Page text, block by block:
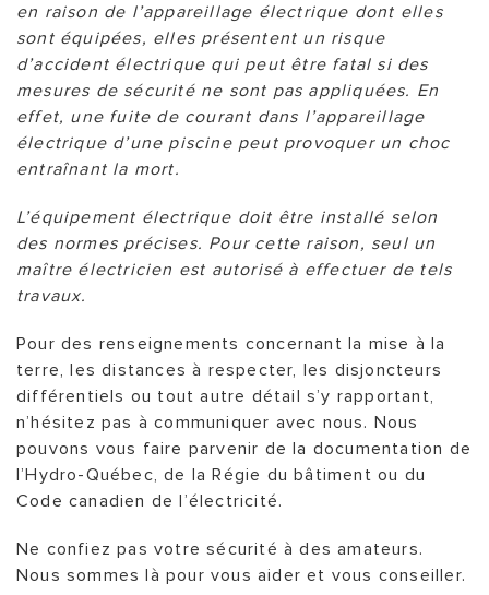
en raison de l’appareillage électrique dont elles
sont équipées, elles présentent un risque
d’accident électrique qui peut être fatal si des
mesures de sécurité ne sont pas appliquées. En
effet, une fuite de courant dans l’appareillage
électrique d’une piscine peut provoquer un choc
entraînant la mort.
L’équipement électrique doit être installé selon
des normes précises. Pour cette raison, seul un
maître électricien est autorisé à effectuer de tels
travaux.
Pour des renseignements concernant la mise à la
terre, les distances à respecter, les disjoncteurs
différentiels ou tout autre détail s’y rapportant,
n’hésitez pas à communiquer avec nous. Nous
pouvons vous faire parvenir de la documentation de
l’Hydro-Québec, de la Régie du bâtiment ou du
Code canadien de l’électricité.
Ne confiez pas votre sécurité à des amateurs.
Nous sommes là pour vous aider et vous conseiller.